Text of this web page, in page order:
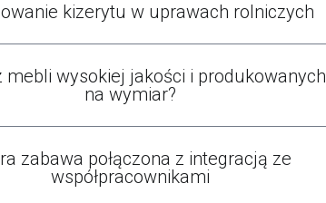
kizerytu w uprawach rolniczych
mebli wysokiej jakości i produkowanych
na wymiar?
zabawa połączona z integracją ze
współpracownikami